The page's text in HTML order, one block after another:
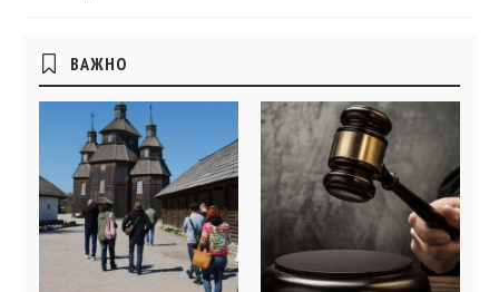
Боковые
виджеты
ВАЖНО